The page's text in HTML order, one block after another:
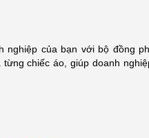
của bạn với bộ đồng
chiếc áo, giúp doanh